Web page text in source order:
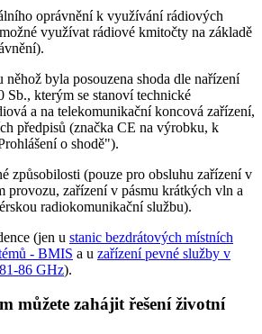
oprávnění k využívání rádiových
využívat rádiové kmitočty na základě
něhož byla posouzena shoda dle nařízení
Sb., kterým se stanoví technické
a na telekomunikační koncová zařízení,
předpisů (značka CE na výrobku, k
o shodě").
způsobilosti (pouze pro obsluhu zařízení v
provozu, zařízení v pásmu krátkých vln a
radiokomunikační službu).
(jen u stanic bezdrátových místních
- BMIS a u zařízení pevné služby v
86 GHz).
můžete zahájit řešení životní